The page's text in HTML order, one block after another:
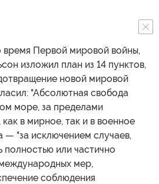
время Первой мировой войны,
изложил план из 14 пунктов,
новой мировой
"Абсолютная свобода
море, за пределами
в мирное, так и в военное
— "за исключением случаев,
полностью или частично
мер,
соблюдения